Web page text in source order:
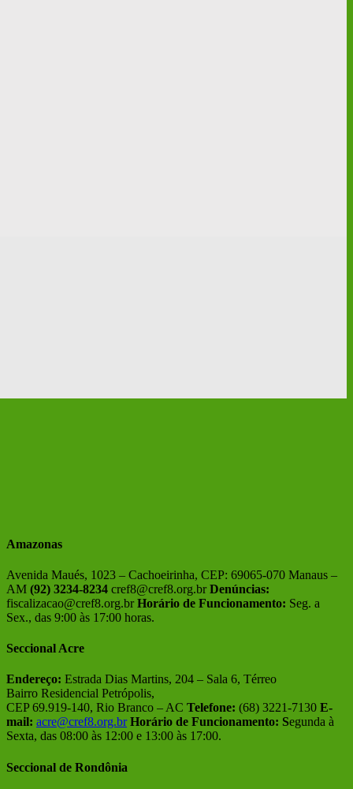
Amazonas
Avenida Maués, 1023 – Cachoeirinha, CEP: 69065-070 Manaus –
AM (92) 3234-8234 cref8@cref8.org.br Denúncias:
fiscalizacao@cref8.org.br Horário de Funcionamento: Seg. a
Sex., das 9:00 às 17:00 horas.
Seccional Acre
Endereço: Estrada Dias Martins, 204 – Sala 6, Térreo
Bairro Residencial Petrópolis,
CEP 69.919-140, Rio Branco – AC Telefone: (68) 3221-7130 E-
mail: acre@cref8.org.br Horário de Funcionamento: Segunda à
Sexta, das 08:00 às 12:00 e 13:00 às 17:00.
Seccional de Rondônia